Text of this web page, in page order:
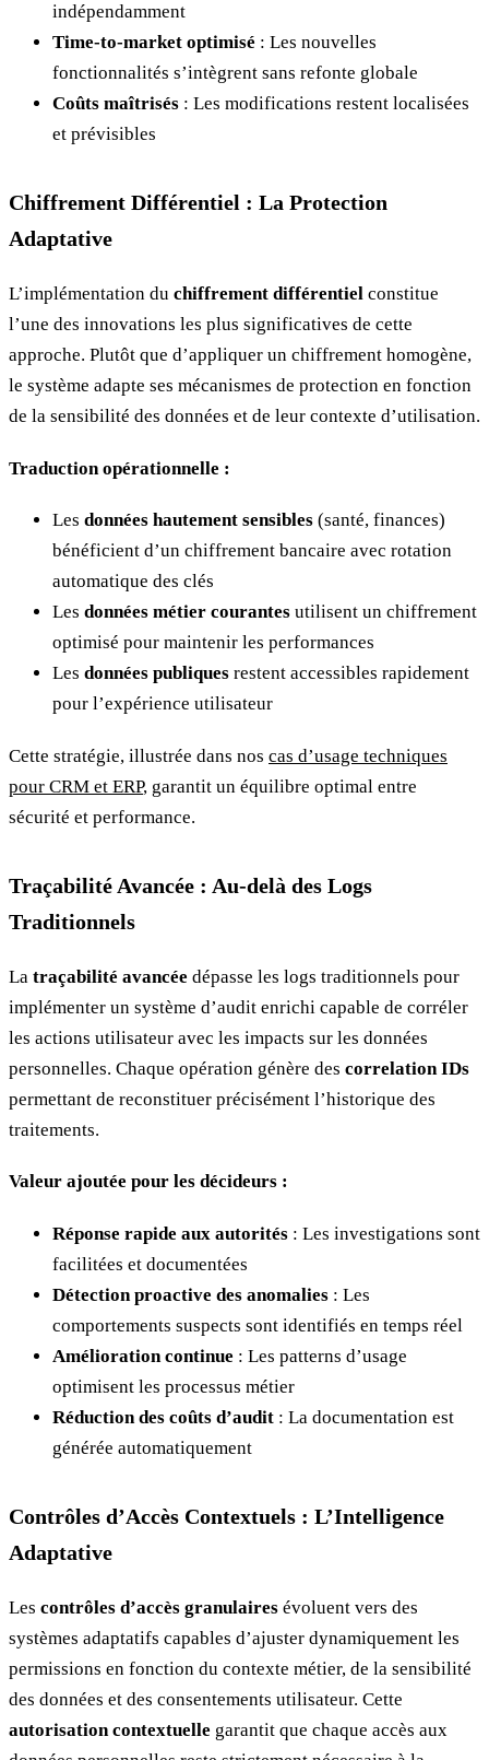
indépendamment
Time-to-market optimisé : Les nouvelles
fonctionnalités s’intègrent sans refonte globale
Coûts maîtrisés : Les modifications restent localisées
et prévisibles
Chiffrement Différentiel : La Protection
Adaptative
L’implémentation du chiffrement différentiel constitue
l’une des innovations les plus significatives de cette
approche. Plutôt que d’appliquer un chiffrement homogène,
le système adapte ses mécanismes de protection en fonction
de la sensibilité des données et de leur contexte d’utilisation.
Traduction opérationnelle :
Les données hautement sensibles (santé, finances)
bénéficient d’un chiffrement bancaire avec rotation
automatique des clés
Les données métier courantes utilisent un chiffrement
optimisé pour maintenir les performances
Les données publiques restent accessibles rapidement
pour l’expérience utilisateur
Cette stratégie, illustrée dans nos cas d’usage techniques
pour CRM et ERP, garantit un équilibre optimal entre
sécurité et performance.
Traçabilité Avancée : Au-delà des Logs
Traditionnels
La traçabilité avancée dépasse les logs traditionnels pour
implémenter un système d’audit enrichi capable de corréler
les actions utilisateur avec les impacts sur les données
personnelles. Chaque opération génère des correlation IDs
permettant de reconstituer précisément l’historique des
traitements.
Valeur ajoutée pour les décideurs :
Réponse rapide aux autorités : Les investigations sont
facilitées et documentées
Détection proactive des anomalies : Les
comportements suspects sont identifiés en temps réel
Amélioration continue : Les patterns d’usage
optimisent les processus métier
Réduction des coûts d’audit : La documentation est
générée automatiquement
Contrôles d’Accès Contextuels : L’Intelligence
Adaptative
Les contrôles d’accès granulaires évoluent vers des
systèmes adaptatifs capables d’ajuster dynamiquement les
permissions en fonction du contexte métier, de la sensibilité
des données et des consentements utilisateur. Cette
autorisation contextuelle garantit que chaque accès aux